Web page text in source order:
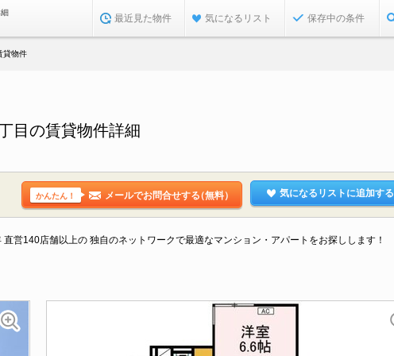
最近見た物件 気になるリスト 保存中の条件
貸物件
目の賃貸物件詳細
かんたん！ メールでお問合せする（無料） 気になるリストに追加する
営140店舗以上の 独自のネットワークで最適なマンション・アパートをお探しします！